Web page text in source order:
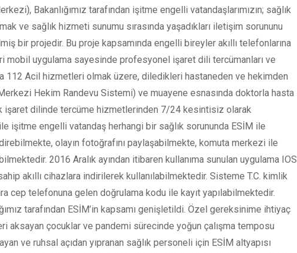
Bakanlığımız tarafından işitme engelli vatandaşlarımızın; sağlık
ve sağlık hizmeti sunumu sırasında yaşadıkları iletişim sorununu
bir projedir. Bu proje kapsamında engelli bireyler akıllı telefonlarına
uygulama sayesinde profesyonel işaret dili tercümanları ve
112 Acil hizmetleri olmak üzere, diledikleri hastaneden ve hekimden
Hekim Randevu Sistemi) ve muayene esnasında doktorla hasta
işaret dilinde tercüme hizmetlerinden 7/24 kesintisiz olarak
işitme engelli vatandaş herhangi bir sağlık sorununda ESİM ile
olayın fotoğrafını paylaşabilmekte, komuta merkezi ile
2016 Aralık ayından itibaren kullanıma sunulan uygulama IOS
akıllı cihazlara indirilerek kullanılabilmektedir. Sisteme T.C. kimlik
cep telefonuna gelen doğrulama kodu ile kayıt yapılabilmektedir.
tarafından ESİM’in kapsamı genişletildi. Özel gereksinime ihtiyaç
aksayan çocuklar ve pandemi sürecinde yoğun çalışma temposu
ve ruhsal açıdan yıpranan sağlık personeli için ESİM altyapısı